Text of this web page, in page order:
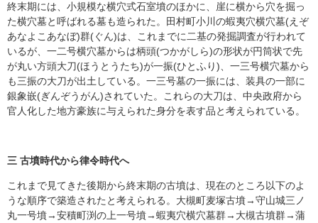
終末期には、小規模な横穴式石室墳のほかに、崖に横から穴を掘っ
た横穴墓と呼ばれる墓も造られた。田村町小川の蝦夷穴横穴墓(えぞ
あなよこあなぼ)群(ぐん)は、これまでに二基の発掘調査が行われて
いるが、一二号横穴墓からは柄頭(つかがしら)の形状が円筒状で先
が丸い方頭大刀(ほうとうたち)が一振(ひとふり)、一三号横穴墓から
も三振の大刀が出土している。一三号墓の一振には、装具の一部に
銀象嵌(ぎんぞうがん)されていた。これらの大刀は、中央政府から
官人化した地方豪族に与えられた身分を表す品と考えられている。
三 古墳時代から律令時代へ
これまで見てきた後期から終末期の古墳は、現在のところ以下のよ
うな順序で築造されたと考えられる。大槻町麦塚古墳→守山城三ノ
丸一号墳→安積町渕の上一号墳→蝦夷穴横穴墓群→大槻古墳群→蒲